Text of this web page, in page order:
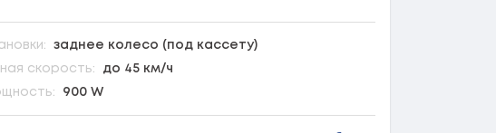
заднее колесо (под кассету)
скорость: до 45 км/ч
900 W